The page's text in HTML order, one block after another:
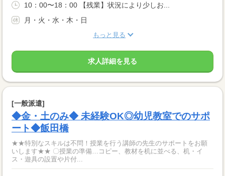
10：00〜18：00 【残業】状況により少しお...
月・火・水・木・日
もっと見る
求人詳細を見る
[一般派遣]
◆金・土のみ◆ 未経験OK◎幼児教室でのサポ
ート◆飯田橋
★★特別なスキルは不問！授業を行う講師の先生のサポートをお願
いします★★ 〇授業の準備…コピー、教材を机に並べる、机・イ
ス・遊具の設置や片付...